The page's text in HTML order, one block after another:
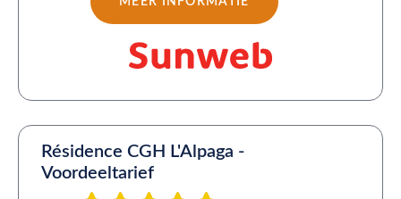
Résidence CGH L'Alpaga -
Voordeeltarief